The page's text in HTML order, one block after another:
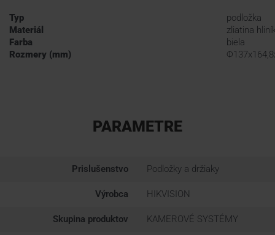
Typ
podložka
Materiál
zliatina
Farba
biela
Rozmery (mm)
PARAMETRE
Prislušenstvo Podložky a držiaky
Výrobca HIKVISION
Skupina produktov KAMEROVÉ SYSTÉMY